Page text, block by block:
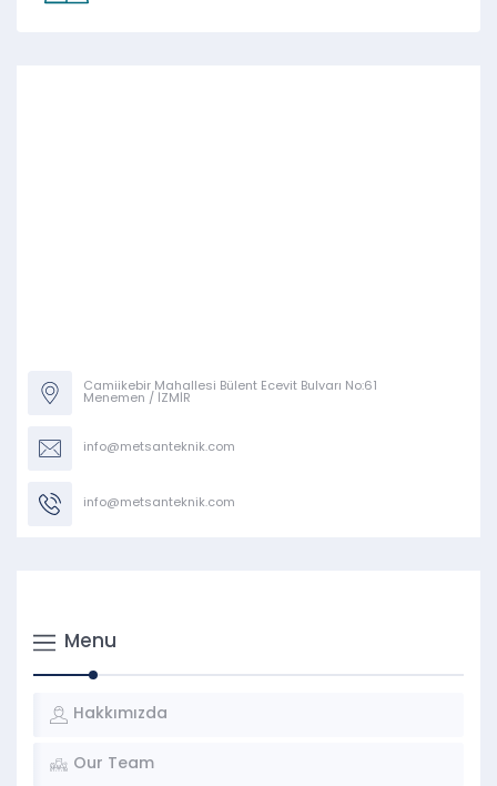
Camiikebir Mahallesi Bülent Ecevit Bulvarı No:61
Menemen / İZMİR
info@metsanteknik.com
info@metsanteknik.com
Menu
Hakkımızda
Our Team